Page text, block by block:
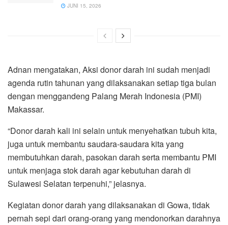
JUNI 15, 2026
Adnan mengatakan, Aksi donor darah ini sudah menjadi
agenda rutin tahunan yang dilaksanakan setiap tiga bulan
dengan menggandeng Palang Merah Indonesia (PMI)
Makassar.
“Donor darah kali ini selain untuk menyehatkan tubuh kita,
juga untuk membantu saudara-saudara kita yang
membutuhkan darah, pasokan darah serta membantu PMI
untuk menjaga stok darah agar kebutuhan darah di
Sulawesi Selatan terpenuhi,” jelasnya.
Kegiatan donor darah yang dilaksanakan di Gowa, tidak
pernah sepi dari orang-orang yang mendonorkan darahnya